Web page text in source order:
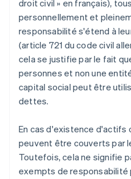
droit civil » en français),
personnellement et
responsabilité s'étend à
(article 721 du code civil
cela se justifie par le fait
personnes et non une
capital social peut être
dettes.
En cas d'existence d'actifs
peuvent être couverts par
Toutefois, cela ne signifie
exempts de responsabilité